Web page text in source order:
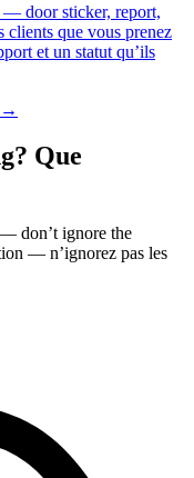
— door sticker, report,
clients que vous prenez
et un statut qu’ils
→
Que
don’t ignore the
— n’ignorez pas les